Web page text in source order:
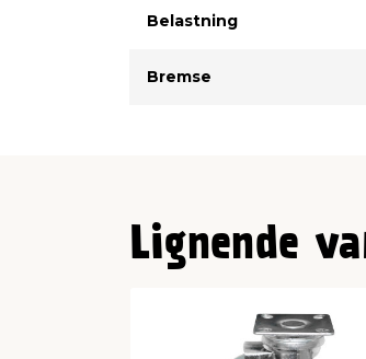
Belastning
Bremse
Lignende